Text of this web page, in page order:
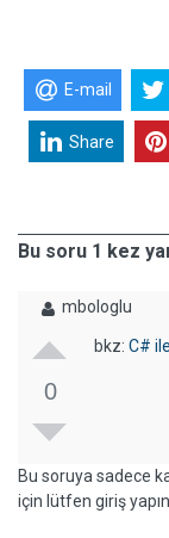
E-mail
Share
Bu soru 1 kez
mbologlu
0
bkz: C#
Bu soruya sadece
için lütfen giriş